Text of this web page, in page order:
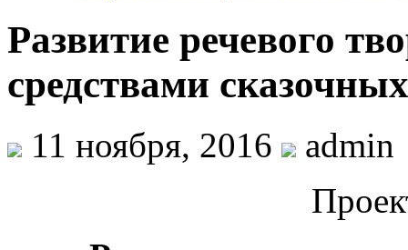
Развитие речевого
средствами
11 ноября, 2016
admin